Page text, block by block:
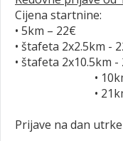
Cijena startnine:
• 5km – 22€
• štafeta 2x2.5km -
• štafeta 2x10.5km
• 10km –
• 21km –
Prijave na dan